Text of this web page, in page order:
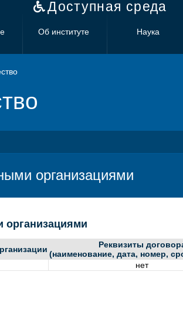
Доступная среда
Об институте Наука
организациями
Реквизиты
(наименование, дата, номер,
нет